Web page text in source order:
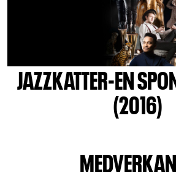
JAZZKATTER-EN
(2016)